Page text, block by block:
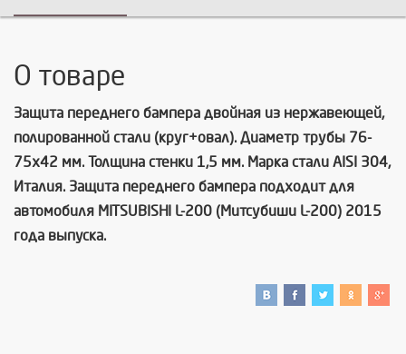
О товаре
Защита переднего бампера двойная из нержавеющей,
полированной стали (круг+овал). Диаметр трубы 76-
75х42 мм. Толщина стенки 1,5 мм. Марка стали AISI 304,
Италия. Защита переднего бампера подходит для
автомобиля MITSUBISHI L-200 (Митсубиши L-200) 2015
года выпуска.